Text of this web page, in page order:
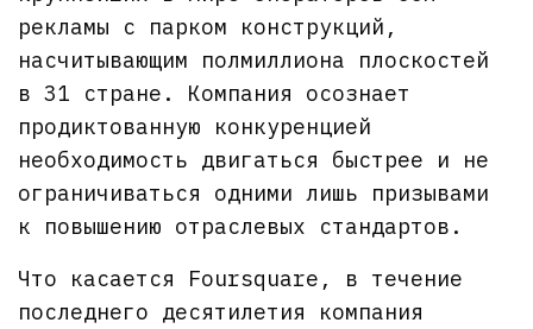
рекламы с парком конструкций,
насчитывающим полмиллиона плоскостей
в 31 стране. Компания осознает
продиктованную конкуренцией
необходимость двигаться быстрее и не
ограничиваться одними лишь призывами
к повышению отраслевых стандартов.
Что касается Foursquare, в течение
последнего десятилетия компания